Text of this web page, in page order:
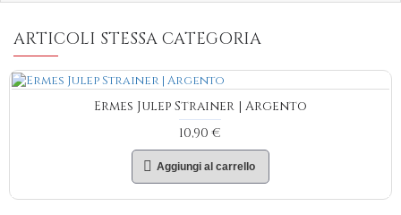
ARTICOLI STESSA CATEGORIA
Ermes Julep Strainer | Argento
10,90 €
Aggiungi al carrello